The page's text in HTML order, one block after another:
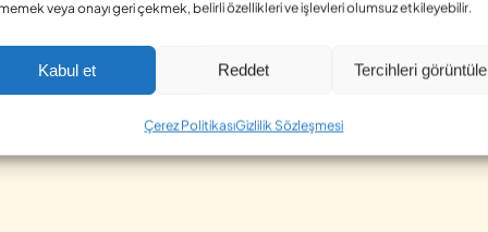
veya onayı geri çekmek, belirli özellikleri ve işlevleri olumsuz etkileyebilir.
Kabul et Reddet Tercihleri görüntüle
Çerez PolitikasıGizlilik Sözleşmesi